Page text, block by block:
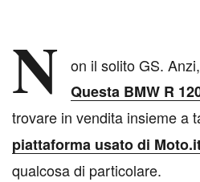
N
on il solito GS.
Questa BMW R
trovare in vendita insieme a
piattaforma usato di
qualcosa di particolare.